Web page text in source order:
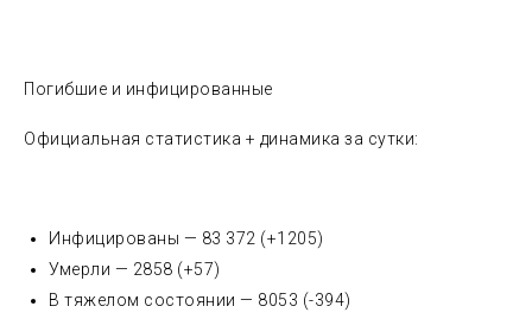
Погибшие и инфицированные
Официальная статистика + динамика за сутки:
Инфицированы — 83 372 (+1205)
Умерли — 2858 (+57)
В тяжелом состоянии — 8053 (-394)